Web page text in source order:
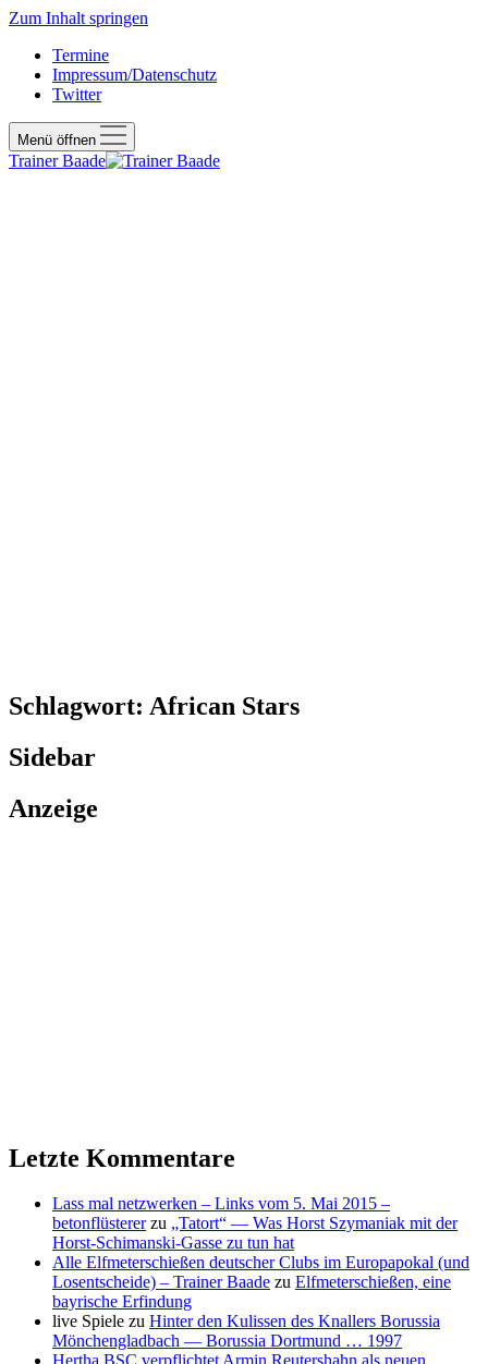
Zum Inhalt springen
Termine
Impressum/Datenschutz
Twitter
Menü öffnen
Trainer Baade
Schlagwort: African Stars
Sidebar
Anzeige
Letzte Kommentare
Lass mal netzwerken – Links vom 5. Mai 2015 –
betonflüstererzu „Tatort“ — Was Horst Szymaniak mit der
Horst-Schimanski-Gasse zu tun hat
Alle Elfmeterschießen deutscher Clubs im Europapokal (und
Losentscheide) – Trainer Baade zu Elfmeterschießen, eine
bayrische Erfindung
live Spiele zu Hinter den Kulissen des Knallers Borussia
Mönchengladbach — Borussia Dortmund … 1997